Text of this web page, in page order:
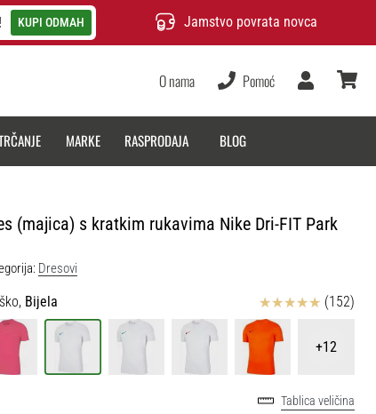
KUPI ODMAH Jamstvo povrata novca
O nama Pomoć
Korisnik
MARKE RASPRODAJA BLOG
(majica) s kratkim rukavima Nike Dri-FIT Park
Dresovi
Bijela Ocjena proizvoda
(152)
+12
Tablica veličina